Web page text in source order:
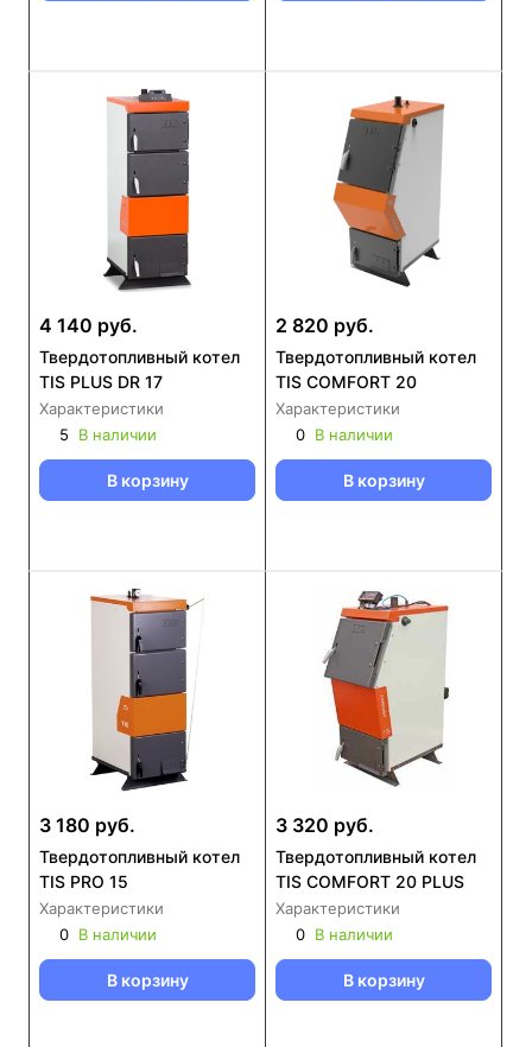
4 140 руб.
Твердотопливный котел
TIS PLUS DR 17
Характеристики
5
В наличии
В корзину
2 820 руб.
Твердотопливный котел
TIS COMFORT 20
Характеристики
0 В наличии
В корзину
3 180 руб.
Твердотопливный котел
TIS PRO 15
Характеристики
0 В наличии
В корзину
3 320 руб.
Твердотопливный котел
TIS COMFORT 20 PLUS
Характеристики
0 В наличии
В корзину